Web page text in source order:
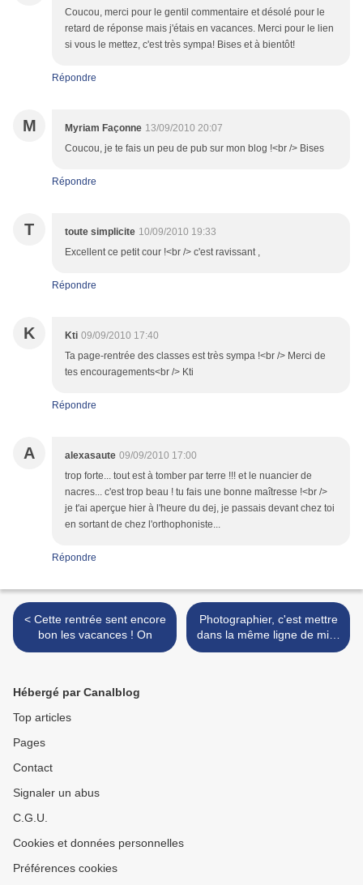
Coucou, merci pour le gentil commentaire et désolé pour le
retard de réponse mais j'étais en vacances. Merci pour le lien
si vous le mettez, c'est très sympa! Bises et à bientôt!
Répondre
M Myriam Façonne 13/09/2010 20:07
Coucou, je te fais un peu de pub sur mon blog !<br /> Bises
Répondre
T toute simplicite 10/09/2010 19:33
Excellent ce petit cour !<br /> c'est ravissant ,
Répondre
K Kti 09/09/2010 17:40
Ta page-rentrée des classes est très sympa !<br /> Merci de
tes encouragements<br /> Kti
Répondre
A alexasaute 09/09/2010 17:00
trop forte... tout est à tomber par terre !!! et le nuancier de
nacres... c'est trop beau ! tu fais une bonne maîtresse !<br />
je t'ai aperçue hier à l'heure du dej, je passais devant chez toi
en sortant de chez l'orthophoniste...
Répondre
< Cette rentrée sent encore
bon les vacances ! On
Photographier, c'est mettre
dans la même ligne de mire
la tête, l'œil et le cœur. ~
Hébergé par Canalblog
Top articles
Pages
Contact
Signaler un abus
C.G.U.
Cookies et données personnelles
Préférences cookies